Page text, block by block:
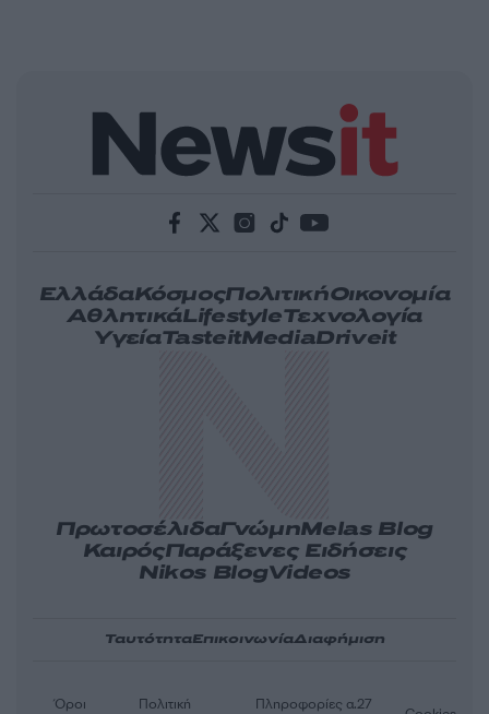
ΕλλάδαΚόσμοςΠολιτικήΟικονομία
ΑθλητικάLifestyleΤεχνολογία
ΥγείαTasteitMediaDriveit
ΠρωτοσέλιδαΓνώμηMelas Blog
ΚαιρόςΠαράξενες Ειδήσεις
Nikos BlogVideos
ΤαυτότηταΕπικοινωνίαΔιαφήμιση
Όροι Πολιτική Πληροφορίες α.27